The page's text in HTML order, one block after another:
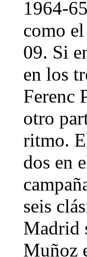
1964-
como
09. Si
en los
Ferenc
otro
ritmo.
dos en
seis
Madrid
Muñoz